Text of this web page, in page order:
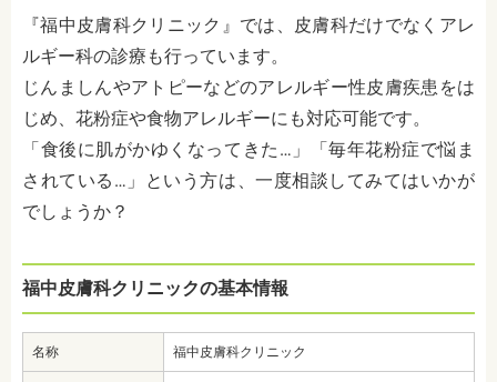
『福中皮膚科クリニック』では、皮膚科だけでなくアレ
ルギー科の診療も行っています。
じんましんやアトピーなどのアレルギー性皮膚疾患をは
じめ、花粉症や食物アレルギーにも対応可能です。
「食後に肌がかゆくなってきた…」「毎年花粉症で悩ま
されている…」という方は、一度相談してみてはいかが
でしょうか？
福中皮膚科クリニックの基本情報
名称 福中皮膚科クリニック